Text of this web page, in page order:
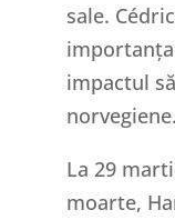
sale.
impactul
norvegiene.
La 29
moarte,